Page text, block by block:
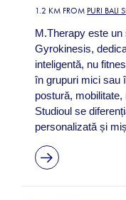
1.2 KM FROM PURI BALI
M.Therapy este un
Gyrokinesis,
inteligentă, nu
în grupuri mici sau
postură,
Studioul se
personalizată și